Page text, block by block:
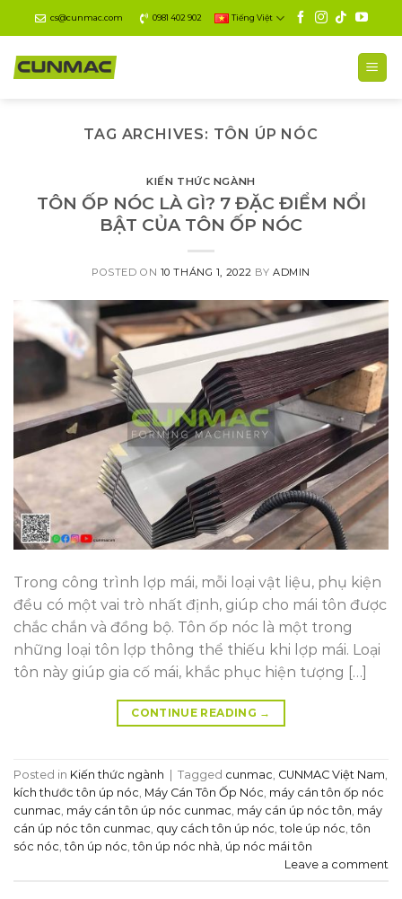
to
content
cs@cunmac.com 0981 402 902 Tiếng Việt
TAG ARCHIVES: TÔN ÚP NÓC
KIẾN THỨC NGÀNH
TÔN ỐP NÓC LÀ GÌ? 7 ĐẶC ĐIỂM NỔI
BẬT CỦA TÔN ỐP NÓC
POSTED ON 10 THÁNG 1, 2022 BY ADMIN
Trong công trình lợp mái, mỗi loại vật liệu, phụ kiện
đều có một vai trò nhất định, giúp cho mái tôn được
chắc chắn và đồng bộ. Tôn ốp nóc là một trong
những loại tôn lợp thông thể thiếu khi lợp mái. Loại
tôn này giúp gia cố mái, khắc phục hiện tượng […]
CONTINUE READING →
Posted in Kiến thức ngành | Tagged cunmac CUNMAC Việt Nam
kích thước tôn úp nóc Máy Cán Tôn Ốp Nóc máy cán tôn ốp nóc
cunmac máy cán tôn úp nóc cunmac máy cán úp nóc tôn máy
cán úp nóc tôn cunmac quy cách tôn úp nóc ,tole úp nóc ,tôn
sóc nóc ,tôn úp nóc ,tôn úp nóc nhà úp nóc mái tôn
Leave a comment